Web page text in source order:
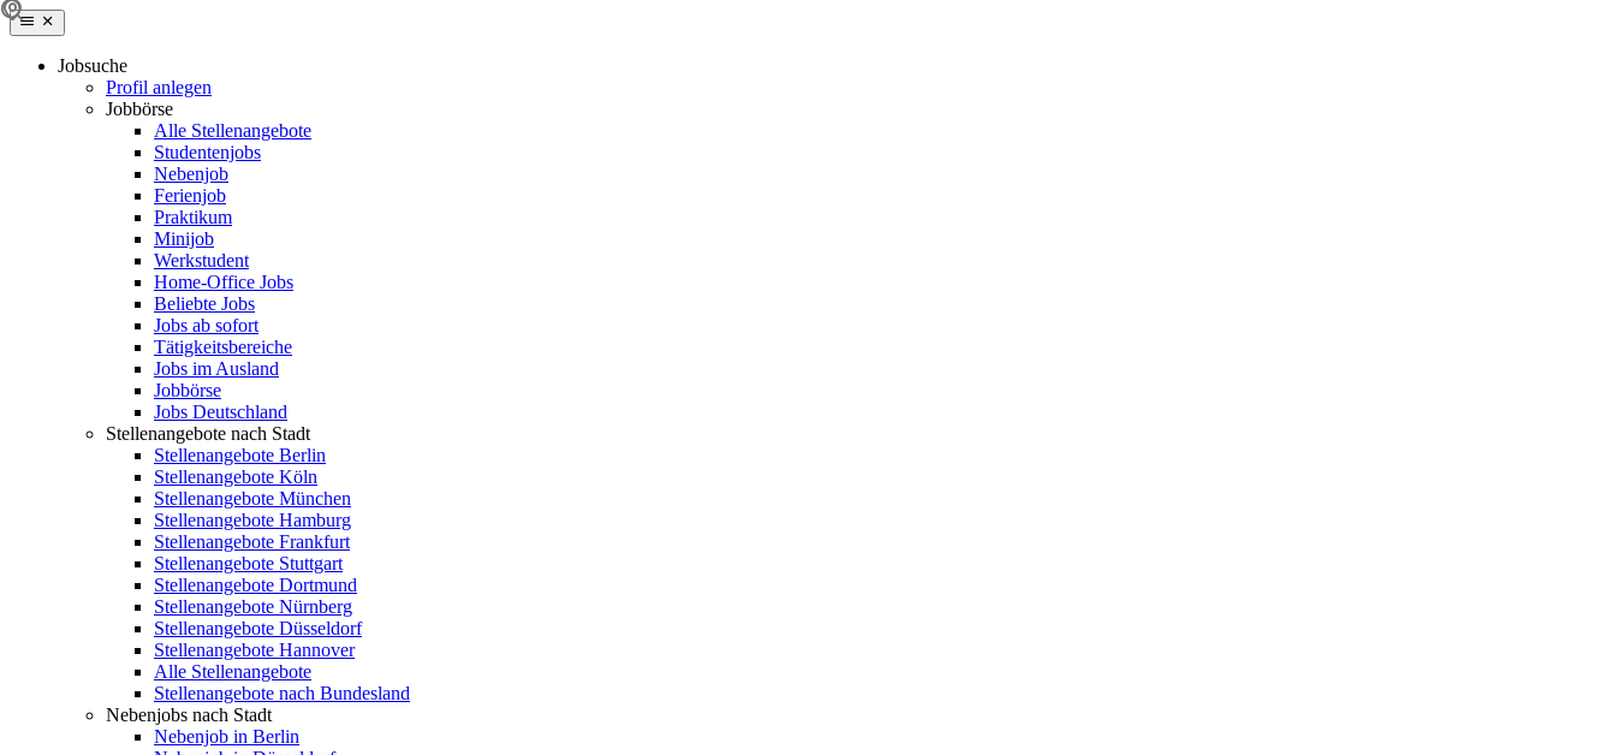
Jobsuche
Profil anlegen
Jobbörse
Alle Stellenangebote
Studentenjobs
Nebenjob
Ferienjob
Praktikum
Minijob
Werkstudent
Home-Office Jobs
Beliebte Jobs
Jobs ab sofort
Tätigkeitsbereiche
Jobs im Ausland
Jobbörse
Jobs Deutschland
Stellenangebote nach Stadt
Stellenangebote Berlin
Stellenangebote Köln
Stellenangebote München
Stellenangebote Hamburg
Stellenangebote Frankfurt
Stellenangebote Stuttgart
Stellenangebote Dortmund
Stellenangebote Nürnberg
Stellenangebote Düsseldorf
Stellenangebote Hannover
Alle Stellenangebote
Stellenangebote nach Bundesland
Nebenjobs nach Stadt
Nebenjob in Berlin